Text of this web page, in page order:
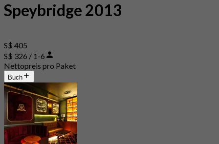
Speybridge 2013
S$ 405
S$ 326 / 1-6
Nettopreis pro Paket
Buch